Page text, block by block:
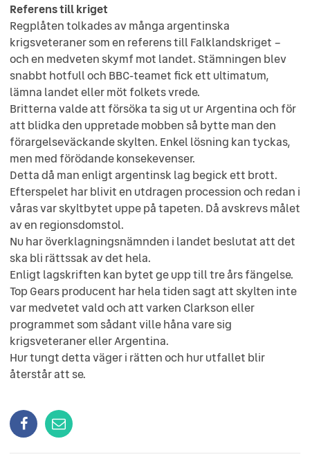
Referens till kriget
Regplåten tolkades av många argentinska
krigsveteraner som en referens till Falklandskriget –
och en medveten skymf mot landet. Stämningen blev
snabbt hotfull och BBC-teamet fick ett ultimatum,
lämna landet eller möt folkets vrede.
Britterna valde att försöka ta sig ut ur Argentina och för
att blidka den uppretade mobben så bytte man den
förargelseväckande skylten. Enkel lösning kan tyckas,
men med förödande konsekevenser.
Detta då man enligt argentinsk lag begick ett brott.
Efterspelet har blivit en utdragen procession och redan i
våras var skyltbytet uppe på tapeten. Då avskrevs målet
av en regionsdomstol.
Nu har överklagningsnämnden i landet beslutat att det
ska bli rättssak av det hela.
Enligt lagskriften kan bytet ge upp till tre års fängelse.
Top Gears producent har hela tiden sagt att skylten inte
var medvetet vald och att varken Clarkson eller
programmet som sådant ville håna vare sig
krigsveteraner eller Argentina.
Hur tungt detta väger i rätten och hur utfallet blir
återstår att se.